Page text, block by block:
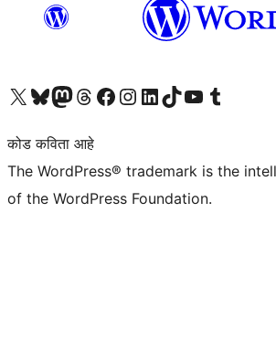
आमच्या X (एक्स) (पूर्वीचे ट्विटर) खात्याला भेट द्या आमच्या ब्लूस्की खात्याला भेट द्या.आमच्या Mastodon खात्याला भेट द्या.आमच्या थ्रेड्स खात्याला भेट द्या. आमच्या फेसबुक पेजला भेट द्या आमच्या इंस्टाग्राम खात्याला भेट द्या आमच्या लिंक्डइन खात्याला भेट द्या आमच्या टिकटॉक अकाउंटला भेट द्या.आमच्या यूट्यूब चॅनेलला भेट द्या आमच्या टंबलर खात्याला भेट द्या.
कोड कविता आहे
The WordPress® trademark is the
of the WordPress Foundation.